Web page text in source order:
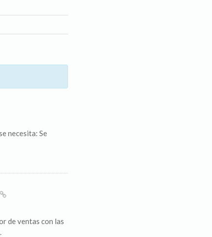
necesita: Se
de ventas con las